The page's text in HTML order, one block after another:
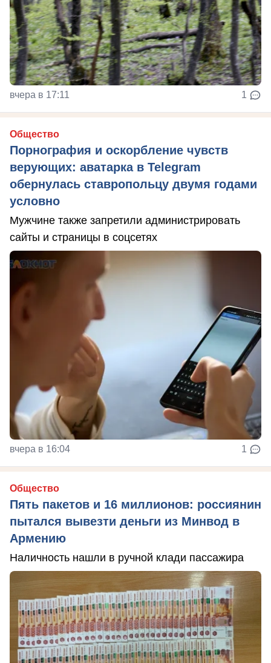
вчера в 17:11 1
Общество
Порнография и оскорбление чувств
верующих: аватарка в Telegram
обернулась ставропольцу двумя годами
условно
Мужчине также запретили администрировать
сайты и страницы в соцсетях
вчера в 16:04 1
Общество
Пять пакетов и 16 миллионов: россиянин
пытался вывезти деньги из Минвод в
Армению
Наличность нашли в ручной клади пассажира